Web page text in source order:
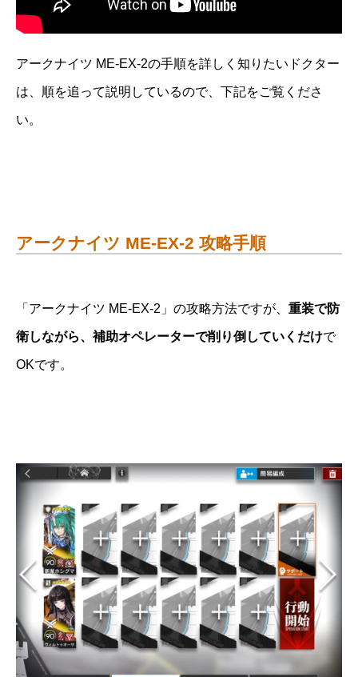
アークナイツ ME-EX-2の手順を詳しく知りたいドクター
は、順を追って説明しているので、下記をご覧くださ
い。
アークナイツ ME-EX-2 攻略手順
「アークナイツ ME-EX-2」の攻略方法ですが、 重装で防
衛しながら、補助オペレーターで削り倒していくだけで
OKです。